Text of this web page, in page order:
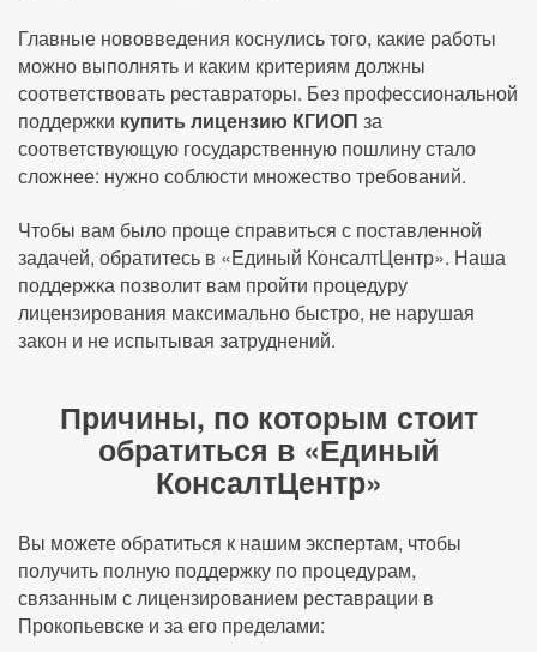
Главные нововведения коснулись того, какие работы
можно выполнять и каким критериям должны
соответствовать реставраторы. Без профессиональной
поддержки купить лицензию КГИОП за
соответствующую государственную пошлину стало
сложнее: нужно соблюсти множество требований.
Чтобы вам было проще справиться с поставленной
задачей, обратитесь в «Единый КонсалтЦентр». Наша
поддержка позволит вам пройти процедуру
лицензирования максимально быстро, не нарушая
закон и не испытывая затруднений.
Причины, по которым стоит
обратиться в «Единый
КонсалтЦентр»
Вы можете обратиться к нашим экспертам, чтобы
получить полную поддержку по процедурам,
связанным с лицензированием реставрации в
Прокопьевске и за его пределами: